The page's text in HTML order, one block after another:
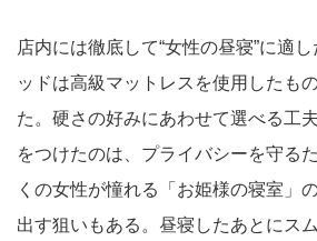
店内には徹底して“女性の昼寝”に適
ッドは高級マットレスを使用したも
た。硬さの好みにあわせて選べる工
をつけたのは、プライバシーを守る
くの女性が憧れる「お姫様の寝室」
出す狙いもある。昼寝したあとにス